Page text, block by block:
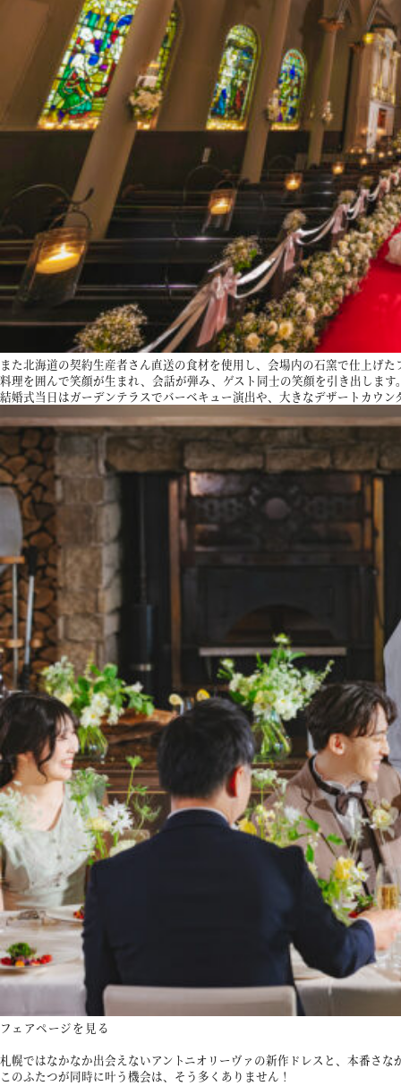
また北海道の契約生産者さん直送の食材を使用し、会場内の石窯で仕上げ
料理を囲んで笑顔が生まれ、会話が弾み、ゲスト同士の笑顔を引き出します
結婚式当日はガーデンテラスでバーベキュー演出や、大きなデザートカウ
フェアページを見る
札幌ではなかなか出会えないアントニオリーヴァの新作ドレスと、本番さな
このふたつが同時に叶う機会は、そう多くありません！